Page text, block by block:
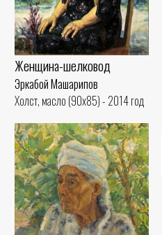
Женщина-шелковод
Эркабой Машарипов
Холст, масло (90x85) - 2014 год